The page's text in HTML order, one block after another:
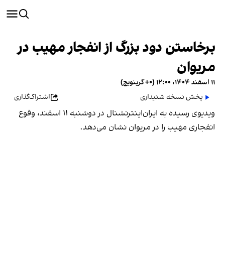
برخاستن دود بزرگ از انفجار مهیب در
مریوان
۱۱ اسفند ۱۴۰۴، ۱۲:۰۰ (‎+۰ گرینویچ)
پخش نسخه شنیداری
اشتراک‌گذاری
ویدیوی رسیده به ایران‌اینترنشنال در دوشنبه ۱۱ اسفند،‌ وقوع
انفجاری مهیب را در مریوان نشان می‌دهد.